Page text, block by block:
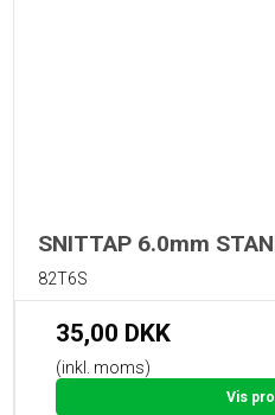
SNITTAP 6.0mm
82T6S
35,00 DKK
(inkl. moms)
Vis